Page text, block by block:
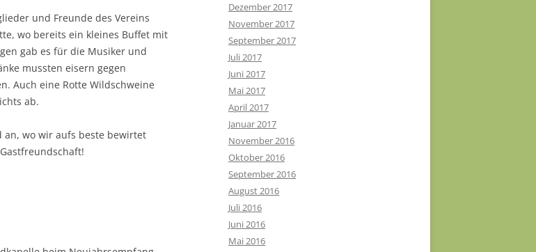
und Freunde des Vereins
wo bereits ein kleines Buffet mit
gab es für die Musiker und
mussten eisern gegen
Auch eine Rotte Wildschweine
ab.
an, wo wir aufs beste bewirtet
Dezember 2017
November 2017
September 2017
Juli 2017
Juni 2017
Mai 2017
April 2017
Januar 2017
November 2016
Oktober 2016
September 2016
August 2016
Juli 2016
Juni 2016
Mai 2016